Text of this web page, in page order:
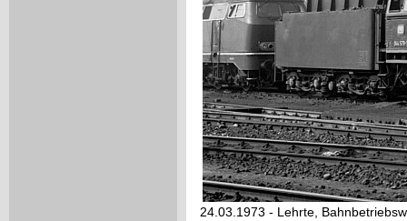
24.03.1973 - Lehrte,